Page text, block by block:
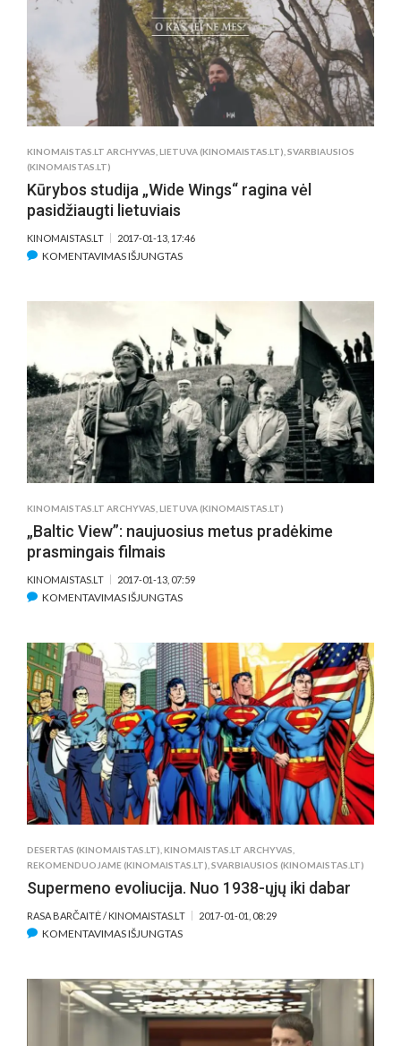
SCHWARZENEGGERIS
VEIKIA
KEISTOSE
JAPONŲ
REKLAMOSE?
KINOMAISTAS.LT ARCHYVAS LIETUVA (KINOMAISTAS.LT) SVARBIAUSIOS
(KINOMAISTAS.LT)
Kūrybos studija „Wide Wings“ ragina vėl
pasidžiaugti lietuviais
KINOMAISTAS.LT 2017-01-13, 17:46
KOMENTAVIMAS IŠJUNGTASĮRAŠE
WINGS“
RAGINA
VĖL
PASIDŽIAUGTI
LIETUVIAIS
KINOMAISTAS.LT ARCHYVAS LIETUVA (KINOMAISTAS.LT)
„Baltic View”: naujuosius metus pradėkime
prasmingais filmais
KINOMAISTAS.LT 2017-01-13, 07:59
KOMENTAVIMAS IŠJUNGTASĮRAŠE
NAUJUOSIUS
METUS
PRADĖKIME
PRASMINGAIS
FILMAIS
DESERTAS (KINOMAISTAS.LT) KINOMAISTAS.LT ARCHYVAS
REKOMENDUOJAME (KINOMAISTAS.LT) SVARBIAUSIOS (KINOMAISTAS.LT)
Supermeno evoliucija. Nuo 1938-ųjų iki dabar
RASA BARČAITĖ / KINOMAISTAS.LT 2017-01-01, 08:29
KOMENTAVIMAS IŠJUNGTASĮRAŠE
NUO
1938-
ŲJŲ